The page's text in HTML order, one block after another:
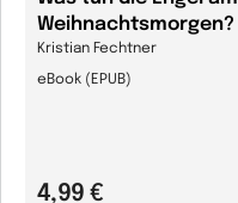
Weihnachtsmorgen?
Kristian Fechtner
eBook (EPUB)
4,99 €